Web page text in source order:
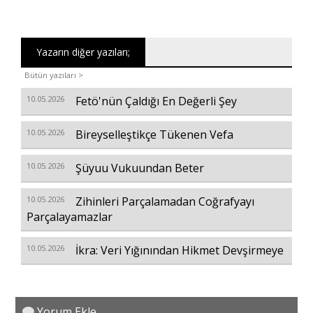
Yazarın diğer yazıları;
Bütün yazıları >
10.05.2026 Fetö'nün Çaldığı En Değerli Şey
10.05.2026 Bireyselleştikçe Tükenen Vefa
10.05.2026 Şüyuu Vukuundan Beter
10.05.2026
Zihinleri Parçalamadan Coğrafyayı
Parçalayamazlar
10.05.2026 İkra: Veri Yığınından Hikmet Devşirmeye